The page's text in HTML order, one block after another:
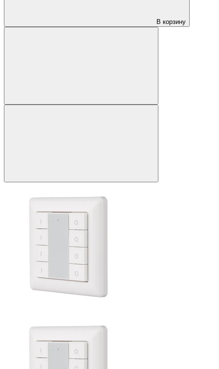
В корзину